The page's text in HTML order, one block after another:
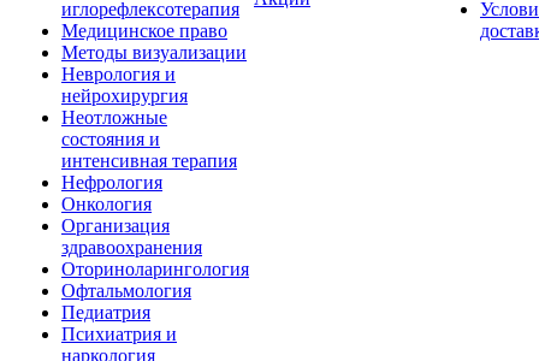
иглорефлексотерапия
Медицинское право
Методы визуализации
Неврология и
нейрохирургия
Неотложные
состояния и
интенсивная терапия
Нефрология
Онкология
Организация
здравоохранения
Оториноларингология
Офтальмология
Педиатрия
Психиатрия и
наркология